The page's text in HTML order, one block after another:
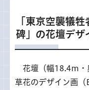
「東京空襲犠
碑」の花壇デザ
花壇（幅18.4m・
草花のデザイン画（